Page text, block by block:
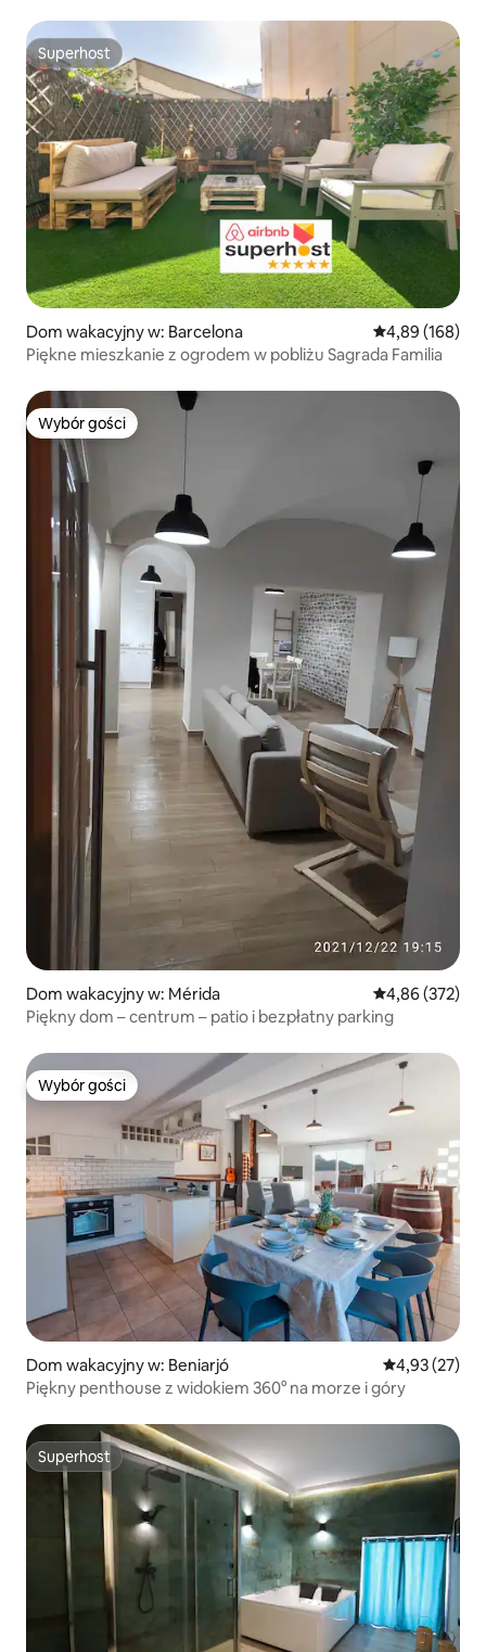
Superhost
Superhost
Dom wakacyjny w: Barcelona Średnia
4,89 (168)
Piękne mieszkanie z ogrodem w pobliżu Sagrada Familia
Wybór gości
Wybór gości
Dom wakacyjny w: Mérida Średnia
4,86 (372)
Piękny dom – centrum – patio i bezpłatny parking
Wybór gości
Wybór gości
Dom wakacyjny w: Beniarjó Średnia
4,93 (27)
Piękny penthouse z widokiem 360° na morze i góry
Superhost
Superhost